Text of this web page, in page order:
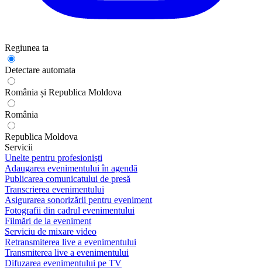
Regiunea ta
Detectare automata
România și Republica Moldova
România
Republica Moldova
Servicii
Unelte pentru profesioniști
Adaugarea evenimentului în agendă
Publicarea comunicatului de presă
Transcrierea evenimentului
Asigurarea sonorizării pentru eveniment
Fotografii din cadrul evenimentului
Filmări de la eveniment
Serviciu de mixare video
Retransmiterea live a evenimentului
Transmiterea live a evenimentului
Difuzarea evenimentului pe TV